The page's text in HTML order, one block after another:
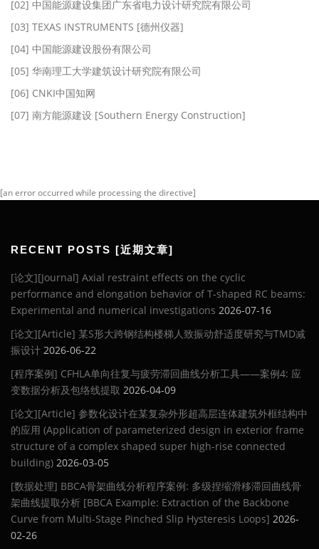
[02] 中国能源建设集团广东省电力设计研究院有限公司
[03] TEXAS INSTRUMENTS [德州仪器]
[04] 中国能源建设股份有限公司
[05] 华南理工大学建筑设计研究院有限公司
[06] CNKI中国知网
[07] 南方能源建设 [Southern Energy Construction]
[an error occurred while processing the directive]
RECENT POSTS [近期文章]
[论文][Journal] Axial restraint effects on the cyclic
performance and elongation behavior of T-shaped RC beams:
Experimental and numerical investigations 2026-07-16
[论文][Article] 某S形大跨钢结构楼梯人致振动舒适度研究与TMD减
振设计 2026-06-22
[程序案例] CFHLA单向往复与疲劳滞回曲线分析工具——案例4: 应
变数据分析及包络线提取 2026-04-09
[论文][Article] 参数化设计在某复杂外形超高层连体建筑外框结构中
的应用 (Application of parameterized design in exterior frame
structure of a complex shaped super high-rise connected
building) 2026-03-05
[数据处理] BBCA骨架曲线分析程序案例: 多级捏缩滑移滞回曲线骨
架曲线提取分析 [BBCA Example: Extraction of the Backbone
Curve from Multi-Stage Pinched Slip Hysteresis Loops] 2026-
02-26